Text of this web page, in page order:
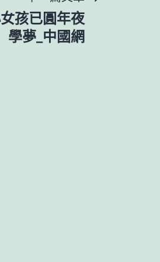
孩已圓年夜
學夢_中國網